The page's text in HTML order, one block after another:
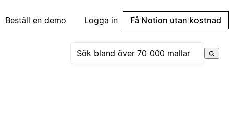
Beställ en demo Logga in Få Notion utan kostnad